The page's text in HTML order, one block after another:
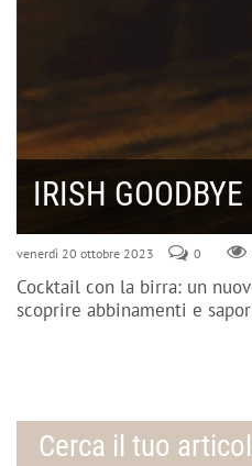
IRISH GOODBYE
venerdì 20 ottobre 2023 0
Cocktail con la birra: un
scoprire abbinamenti e
Cerca il tuo